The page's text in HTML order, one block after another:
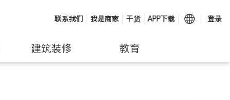
联系我们 我是商家 干货 APP下载 登录
建筑装修 教育